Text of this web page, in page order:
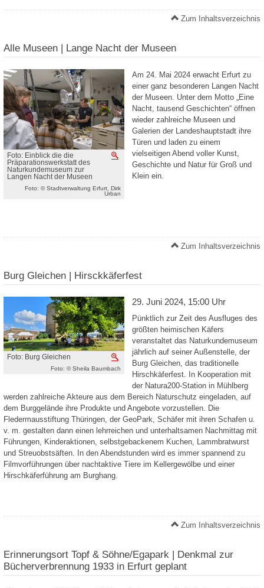
Zum Inhaltsverzeichnis
Alle Museen | Lange Nacht der Museen
Vergrößern
Foto: Einblick die die
Präparationswerkstatt des
Naturkundemuseum zur
Langen Nacht der Museen
Foto: © Stadtverwaltung Erfurt, Dirk
Urban
Am 24. Mai 2024 erwacht Erfurt zu
einer ganz besonderen Langen Nacht
der Museen. Unter dem Motto „Eine
Nacht, tausend Geschichten“ öffnen
wieder zahlreiche Museen und
Galerien der Landeshauptstadt ihre
Türen und laden zu einem
vielseitigen Abend voller Kunst,
Geschichte und Natur für Groß und
Klein ein.
Zum Inhaltsverzeichnis
Burg Gleichen | Hirsckkäferfest
Vergrößern
Foto: Burg Gleichen
Foto: © Sheila Baumbach
29. Juni 2024, 15:00 Uhr
Pünktlich zur Zeit des Ausfluges des
größten heimischen Käfers
veranstaltet das Naturkundemuseum
jährlich auf seiner Außenstelle, der
Burg Gleichen, das traditionelle
Hirschkäferfest. In Kooperation mit
der Natura200-Station in Mühlberg
werden zahlreiche Akteure aus dem Bereich Naturschutz eingeladen, auf
dem Burggelände ihre Produkte und Angebote vorzustellen. Die
Fledermausstiftung Thüringen, der GeoPark, Schäfer mit ihren Schafen u.
v. m. gestalten dann einen lehrreichen und unterhaltsamen Nachmittag mit
Führungen, Kinderaktionen, selbstgebackenem Kuchen, Lammbratwurst
und Streuobstsäften. In den Abendstunden wird es immer spannend zu
Filmvorführungen über nachtaktive Tiere im Kellergewölbe und einer
Hirschkäferführung am Burghang.
Zum Inhaltsverzeichnis
Erinnerungsort Topf & Söhne/Egapark | Denkmal zur
Bücherverbrennung 1933 in Erfurt geplant